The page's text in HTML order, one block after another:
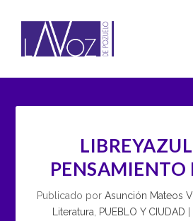
PENSAMIENTO
Publicado por Asunción Mateos
Literatura
PUEBLO Y CIUDAD